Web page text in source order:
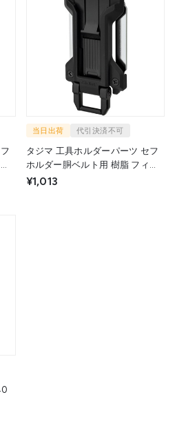
当日出荷 代引決済不可
タジマ 工具ホルダーパーツ セフ
ホルダー胴ベルト用 樹脂 フィッ
¥1,013